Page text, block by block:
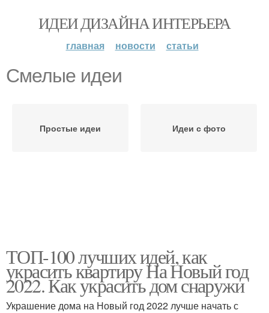
ИДЕИ ДИЗАЙНА ИНТЕРЬЕРА
главная новости статьи
Смелые идеи
Простые идеи Идеи с фото
ТОП-100 лучших идей, как
украсить квартиру На Новый год
2022. Как украсить дом снаружи
Украшение дома на Новый год 2022 лучше начать с